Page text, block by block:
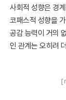
사회적 성향은 경
코패스적 성향을
공감 능력이 거의
인 관계는 오히려
[